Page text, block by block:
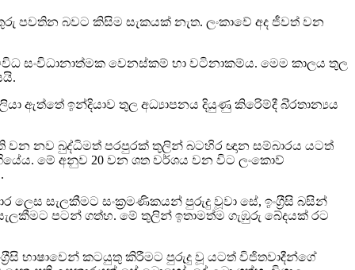
පවතින බවට කිසිම සැකයක් නැත. ලංකාවේ අද ජීවත් වන
සංවිධානාත්මක වෙනස්කම් හා වටිනාකම්ය. මෙම කාලය තුල
ඇත්තේ ඉන්දියාව තුල අධ්‍යාපනය දියුණු කිරිෙම්දී බි‍්‍රතාන්‍යය
වන නව බුද්ධිමත් පරපුරක් තුලින් බටහිර ඥාන සම්බාරය යටත්
මේ අනුව 20 වන ශත වර්ශය වන විට ලංකාෙව්
සැලකීමට සංක‍්‍රමණිකයන් පුරුදු වූවා සේ, ඉංග‍්‍රීසි බසින්
පටන් ගත්හ. මේ තුලින් ඉතාමත්ම ගැඹුරු බේදයක් රට
භාෂාවෙන් කටයුතු කිරීමට පුරුදු වූ යටත් විජිතවාදීන්ගේ